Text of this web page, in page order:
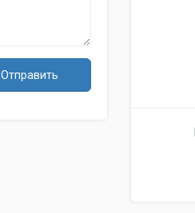
Отправить